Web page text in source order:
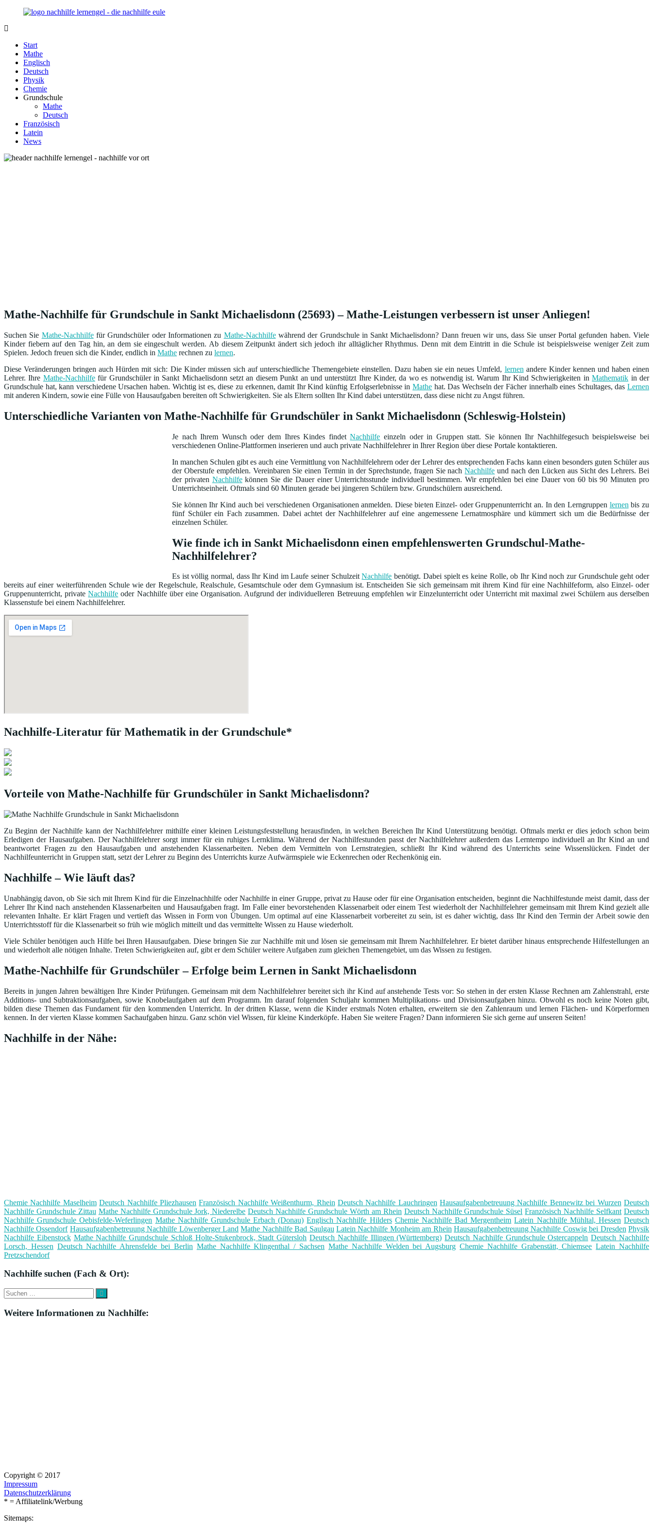
Zurück
Inhalt
Lernengel.de
Nachhilfe-
Eule
berät
zum
Thema
Nachhilfe
Lernen
wieder
Spaß
Start
Mathe
Englisch
Deutsch
Physik
Chemie
Grundschule
Mathe
Deutsch
Französisch
Latein
News
Mathe-Nachhilfe für Grundschule in Sankt Michaelisdonn (25693) – Mathe-Leistungen verbessern ist unser Anliegen!
Suchen Sie Mathe-Nachhilfefür Grundschüler oder Informationen zu Mathe-Nachhilfewährend der Grundschule in Sankt Michaelisdonn? Dann freuen wir uns, dass Sie unser Portal gefunden haben. Viele
Kinder fiebern auf den Tag hin, an dem sie eingeschult werden. Ab diesem Zeitpunkt ändert sich jedoch ihr alltäglicher Rhythmus. Denn mit dem Eintritt in die Schule ist beispielsweise weniger Zeit zum
Spielen. Jedoch freuen sich die Kinder, endlich in Mathe rechnen zu lernen.
Diese Veränderungen bringen auch Hürden mit sich: Die Kinder müssen sich auf unterschiedliche Themengebiete einstellen. Dazu haben sie ein neues Umfeld, lernen andere Kinder kennen und haben einen
Lehrer. Ihre Mathe-Nachhilfefür Grundschüler in Sankt Michaelisdonn setzt an diesem Punkt an und unterstützt Ihre Kinder, da wo es notwendig ist. Warum Ihr Kind Schwierigkeiten inMathematik in der
Grundschule hat, kann verschiedene Ursachen haben. Wichtig ist es, diese zu erkennen, damit Ihr Kind künftig Erfolgserlebnisse in Mathehat. Das Wechseln der Fächer innerhalb eines Schultages, dasLernen
mit anderen Kindern, sowie eine Fülle von Hausaufgaben bereiten oft Schwierigkeiten. Sie als Eltern sollten Ihr Kind dabei unterstützen, dass diese nicht zu Angst führen.
Unterschiedliche Varianten von Mathe-Nachhilfe für Grundschüler in Sankt Michaelisdonn (Schleswig-Holstein)
Je nach Ihrem Wunsch oder dem Ihres Kindes findetNachhilfe einzeln oder in Gruppen statt. Sie können Ihr Nachhilfegesuch beispielsweise bei
verschiedenen Online-Plattformen inserieren und auch private Nachhilfelehrer in Ihrer Region über diese Portale kontaktieren.
In manchen Schulen gibt es auch eine Vermittlung von Nachhilfelehrern oder der Lehrer des entsprechenden Fachs kann einen besonders guten Schüler aus
der Oberstufe empfehlen. Vereinbaren Sie einen Termin in der Sprechstunde, fragen Sie nachNachhilfe und nach den Lücken aus Sicht des Lehrers. Bei
der privaten Nachhilfekönnen Sie die Dauer einer Unterrichtsstunde individuell bestimmen. Wir empfehlen bei eine Dauer von 60 bis 90 Minuten pro
Unterrichtseinheit. Oftmals sind 60 Minuten gerade bei jüngeren Schülern bzw. Grundschülern ausreichend.
Sie können Ihr Kind auch bei verschiedenen Organisationen anmelden. Diese bieten Einzel- oder Gruppenunterricht an. In den Lerngruppen lernen bis zu
fünf Schüler ein Fach zusammen. Dabei achtet der Nachhilfelehrer auf eine angemessene Lernatmosphäre und kümmert sich um die Bedürfnisse der
einzelnen Schüler.
Wie finde ich in Sankt Michaelisdonn einen empfehlenswerten Grundschul-Mathe-
Nachhilfelehrer?
Es ist völlig normal, dass Ihr Kind im Laufe seiner SchulzeitNachhilfe benötigt. Dabei spielt es keine Rolle, ob Ihr Kind noch zur Grundschule geht oder
bereits auf einer weiterführenden Schule wie der Regelschule, Realschule, Gesamtschule oder dem Gymnasium ist. Entscheiden Sie sich gemeinsam mit ihrem Kind für eine Nachhilfeform, also Einzel- oder
Gruppenunterricht, privateNachhilfe oder Nachhilfe über eine Organisation. Aufgrund der individuelleren Betreuung empfehlen wir Einzelunterricht oder Unterricht mit maximal zwei Schülern aus derselben
Klassenstufe bei einem Nachhilfelehrer.
Nachhilfe-Literatur für Mathematik in der Grundschule*
Vorteile von Mathe-Nachhilfe für Grundschüler in Sankt Michaelisdonn?
Zu Beginn der Nachhilfe kann der Nachhilfelehrer mithilfe einer kleinen Leistungsfeststellung herausfinden, in welchen Bereichen Ihr Kind Unterstützung benötigt. Oftmals merkt er dies jedoch schon beim
Erledigen der Hausaufgaben. Der Nachhilfelehrer sorgt immer für ein ruhiges Lernklima. Während der Nachhilfestunden passt der Nachhilfelehrer außerdem das Lerntempo individuell an Ihr Kind an und
beantwortet Fragen zu den Hausaufgaben und anstehenden Klassenarbeiten. Neben dem Vermitteln von Lernstrategien, schließt Ihr Kind während des Unterrichts seine Wissenslücken. Findet der
Nachhilfeunterricht in Gruppen statt, setzt der Lehrer zu Beginn des Unterrichts kurze Aufwärmspiele wie Eckenrechen oder Rechenkönig ein.
Nachhilfe – Wie läuft das?
Unabhängig davon, ob Sie sich mit Ihrem Kind für die Einzelnachhilfe oder Nachhilfe in einer Gruppe, privat zu Hause oder für eine Organisation entscheiden, beginnt die Nachhilfestunde meist damit, dass der
Lehrer Ihr Kind nach anstehenden Klassenarbeiten und Hausaufgaben fragt. Im Falle einer bevorstehenden Klassenarbeit oder einem Test wiederholt der Nachhilfelehrer gemeinsam mit Ihrem Kind gezielt alle
relevanten Inhalte. Er klärt Fragen und vertieft das Wissen in Form von Übungen. Um optimal auf eine Klassenarbeit vorbereitet zu sein, ist es daher wichtig, dass Ihr Kind den Termin der Arbeit sowie den
Unterrichtsstoff für die Klassenarbeit so früh wie möglich mitteilt und das vermittelte Wissen zu Hause wiederholt.
Viele Schüler benötigen auch Hilfe bei Ihren Hausaufgaben. Diese bringen Sie zur Nachhilfe mit und lösen sie gemeinsam mit Ihrem Nachhilfelehrer. Er bietet darüber hinaus entsprechende Hilfestellungen an
und wiederholt alle nötigen Inhalte. Treten Schwierigkeiten auf, gibt er dem Schüler weitere Aufgaben zum gleichen Themengebiet, um das Wissen zu festigen.
Mathe-Nachhilfe für Grundschüler – Erfolge beim Lernen in Sankt Michaelisdonn
Bereits in jungen Jahren bewältigen Ihre Kinder Prüfungen. Gemeinsam mit dem Nachhilfelehrer bereitet sich ihr Kind auf anstehende Tests vor: So stehen in der ersten Klasse Rechnen am Zahlenstrahl, erste
Additions- und Subtraktionsaufgaben, sowie Knobelaufgaben auf dem Programm. Im darauf folgenden Schuljahr kommen Multiplikations- und Divisionsaufgaben hinzu. Obwohl es noch keine Noten gibt,
bilden diese Themen das Fundament für den kommenden Unterricht. In der dritten Klasse, wenn die Kinder erstmals Noten erhalten, erweitern sie den Zahlenraum und lernen Flächen- und Körperformen
kennen. In der vierten Klasse kommen Sachaufgaben hinzu. Ganz schön viel Wissen, für kleine Kinderköpfe. Haben Sie weitere Fragen? Dann informieren Sie sich gerne auf unseren Seiten!
Nachhilfe in der Nähe:
Chemie Nachhilfe Maselheim Deutsch Nachhilfe Pliezhausen Französisch Nachhilfe Weißenthurm, Rhein Deutsch Nachhilfe Lauchringen Hausaufgabenbetreuung Nachhilfe Bennewitz bei Wurzen Deutsch
Nachhilfe Grundschule Zittau Mathe Nachhilfe Grundschule Jork, Niederelbe Deutsch Nachhilfe Grundschule Wörth am Rhein Deutsch Nachhilfe Grundschule Süsel Französisch Nachhilfe Selfkant Deutsch
Nachhilfe Grundschule Oebisfelde-Weferlingen Mathe Nachhilfe Grundschule Erbach (Donau) Englisch Nachhilfe Hilders Chemie Nachhilfe Bad Mergentheim Latein Nachhilfe Mühltal, Hessen Deutsch
Nachhilfe Ossendorf Hausaufgabenbetreuung Nachhilfe Löwenberger Land Mathe Nachhilfe Bad Saulgau Latein Nachhilfe Monheim am Rhein Hausaufgabenbetreuung Nachhilfe Coswig bei Dresden Physik
Nachhilfe Eibenstock Mathe Nachhilfe Grundschule Schloß Holte-Stukenbrock, Stadt Gütersloh Deutsch Nachhilfe Illingen (Württemberg) Deutsch Nachhilfe Grundschule Ostercappeln Deutsch Nachhilfe
Lorsch, Hessen Deutsch Nachhilfe Ahrensfelde bei Berlin Mathe Nachhilfe Klingenthal / Sachsen Mathe Nachhilfe Welden bei Augsburg Chemie Nachhilfe Grabenstätt, Chiemsee Latein Nachhilfe
Pretzschendorf
Nachhilfe suchen (Fach & Ort):
Suche
nach:
Suchen
Weitere Informationen zu Nachhilfe:
Copyright © 2017
Impressum
Datenschutzerklärung
* = Affiliatelink/Werbung
Sitemaps: